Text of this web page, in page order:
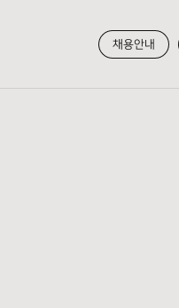
채용안내